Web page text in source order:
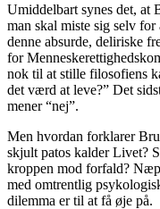
Umiddelbart synes det, at
man skal miste sig selv
denne absurde, deliriske
for
nok til at stille filosofiens
det værd at leve?” Det
mener “nej”.
Men hvordan forklarer
skjult patos kalder Livet?
kroppen mod forfald?
med omtrentlig
dilemma er til at få øje på.